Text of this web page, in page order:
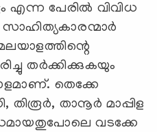
എന്ന പേരിൽ വിവിധ
തർക്കിക്കുകയും
തെക്കേ
തിരൂർ, താനൂർ മാപ്പിള
വടക്കേ